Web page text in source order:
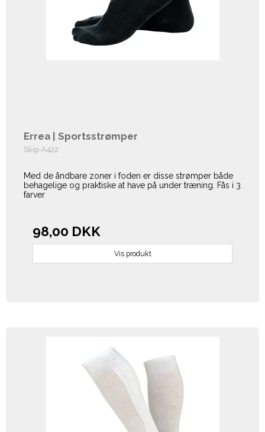
Errea | Sportsstrømper
Skip-A422
Med de åndbare zoner i foden er disse strømper både
behagelige og praktiske at have på under træning. Fås i 3
farver
98,00 DKK
Vis produkt